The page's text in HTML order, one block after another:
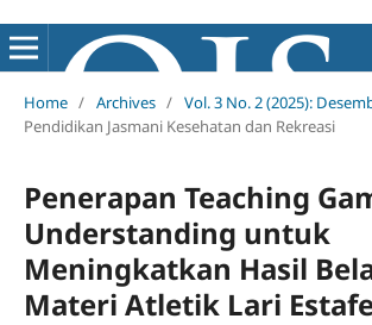
Home / Archives / Vol. 3 No. 2 (2025):
Pendidikan Jasmani Kesehatan dan Rekreasi
Penerapan Teaching
Understanding untuk
Meningkatkan Hasil
Materi Atletik Lari